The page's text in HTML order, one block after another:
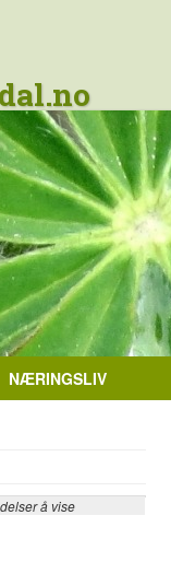
NÆRINGSLIV
å vise